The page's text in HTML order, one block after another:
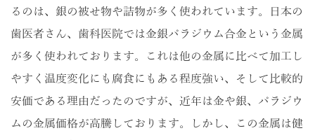
るのは、銀の被せ物や詰物が多く使われています。日本の
歯医者さん、歯科医院では金銀パラジウム合金という金属
が多く使われております。これは他の金属に比べて加工し
やすく温度変化にも腐食にもある程度強い、そして比較的
安価である理由だったのですが、近年は金や銀、パラジウ
ムの金属価格が高騰しております。しかし、この金属は健